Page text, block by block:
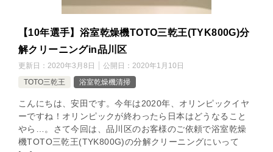
【10年選手】浴室乾燥機TOTO三乾王(TYK800G)分
解クリーニングin品川区
更新日： 2020年3月8日 公開日： 2020年1月10日
TOTO三乾王
浴室乾燥機清掃
こんにちは、安田です。今年は2020年、オリンピックイヤ
ーですね！オリンピックが終わったら日本はどうなること
やら…。さて今回は、品川区のお客様のご依頼で浴室乾燥
機TOTO三乾王(TYK800G)の分解クリーニングにいって